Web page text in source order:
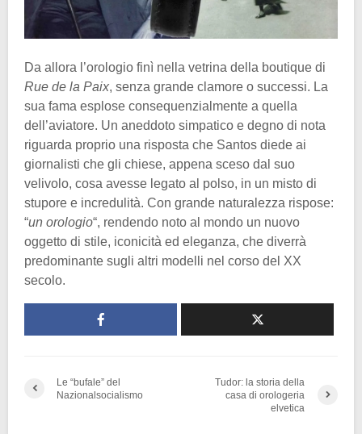
Da allora l’orologio finì nella vetrina della boutique di
Rue de la Paix, senza grande clamore o successi. La
sua fama esplose consequenzialmente a quella
dell’aviatore. Un aneddoto simpatico e degno di nota
riguarda proprio una risposta che Santos diede ai
giornalisti che gli chiese, appena sceso dal suo
velivolo, cosa avesse legato al polso, in un misto di
stupore e incredulità. Con grande naturalezza rispose:
“un orologio“, rendendo noto al mondo un nuovo
oggetto di stile, iconicità ed eleganza, che diverrà
predominante sugli altri modelli nel corso del XX
secolo.
Le “bufale” del
Nazionalsocialismo
Tudor: la storia della
casa di orologeria
elvetica